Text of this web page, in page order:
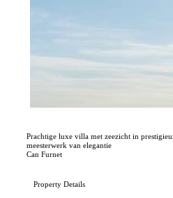
Prachtige luxe villa met zeezicht in
meesterwerk van elegantie
Can Furnet
Property Details